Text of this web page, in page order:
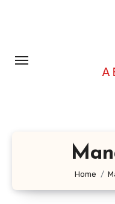
principal
Home